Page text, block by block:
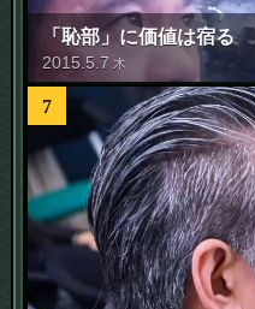
「恥部」に価値は宿る
2015.5.7 木
7